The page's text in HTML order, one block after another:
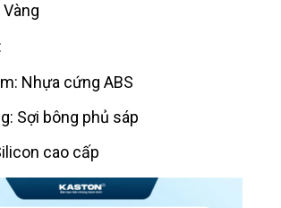
Nhựa cứng ABS
Sợi bông phủ sáp
cao cấp